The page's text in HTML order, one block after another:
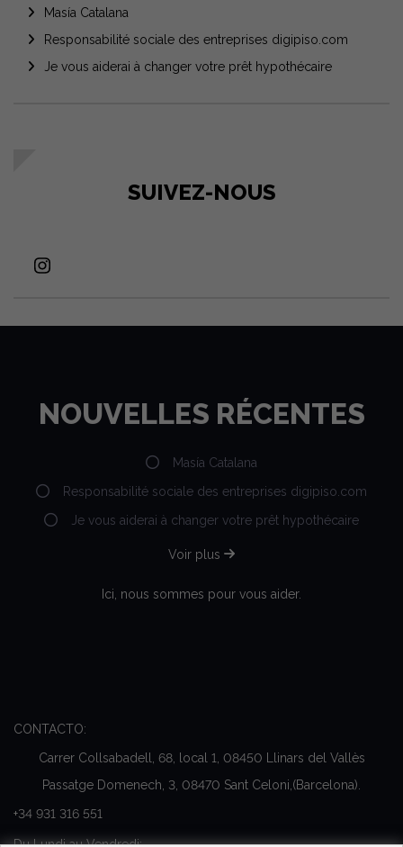
Masía Catalana
Responsabilité sociale des entreprises digipiso.com
Je vous aiderai à changer votre prêt hypothécaire
SUIVEZ-NOUS
NOUVELLES RÉCENTES
Masía Catalana
Responsabilité sociale des entreprises digipiso.com
Je vous aiderai à changer votre prêt hypothécaire
Voir plus
Ici, nous sommes pour vous aider.
CONTACTO:
Carrer Collsabadell, 68, local 1, 08450 Llinars del Vallès
Passatge Domenech, 3, 08470 Sant Celoni,(Barcelona).
+34 931 316 551
Du Lundi au Vendredi: